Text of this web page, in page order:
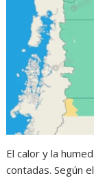
El calor y la
contadas. Según